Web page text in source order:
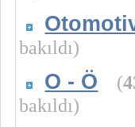
bakıldı)
O - Ö (
bakıldı)